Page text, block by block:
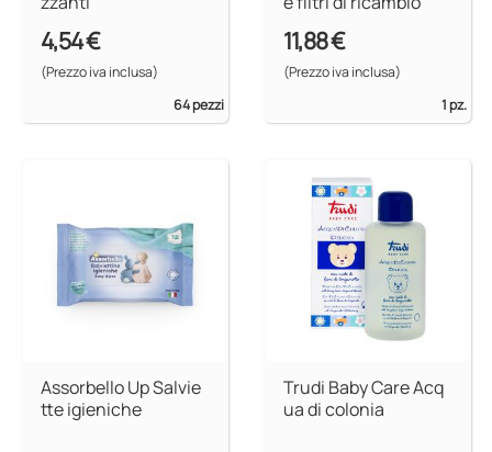
4,54 €
(Prezzo iva inclusa)
64 pezzi
11,88 €
(Prezzo iva inclusa)
1 pz.
Assorbello Up Salvie
tte igieniche
Trudi Baby Care Acq
ua di colonia